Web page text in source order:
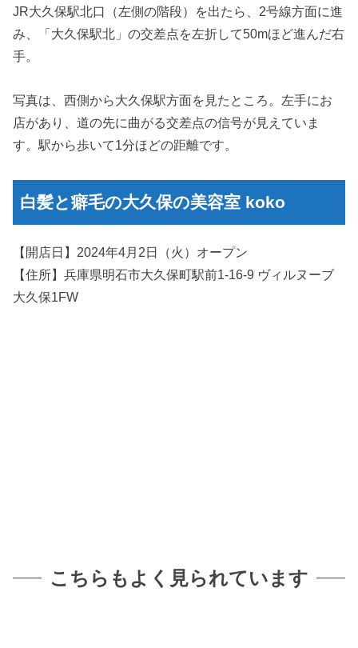
JR大久保駅北口（左側の階段）を出たら、2号線方面に進
み、「大久保駅北」の交差点を左折して50mほど進んだ右
手。
写真は、西側から大久保駅方面を見たところ。左手にお
店があり、道の先に曲がる交差点の信号が見えていま
す。駅から歩いて1分ほどの距離です。
白髪と癖毛の大久保の美容室 koko
【開店日】2024年4月2日（火）オープン
【住所】兵庫県明石市大久保町駅前1-16-9 ヴィルヌーブ
大久保1FW
こちらもよく見られています